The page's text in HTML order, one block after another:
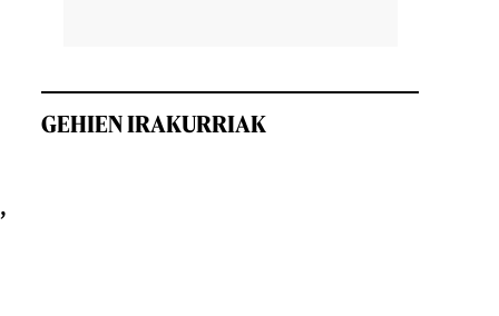
GEHIEN IRAKURRIAK